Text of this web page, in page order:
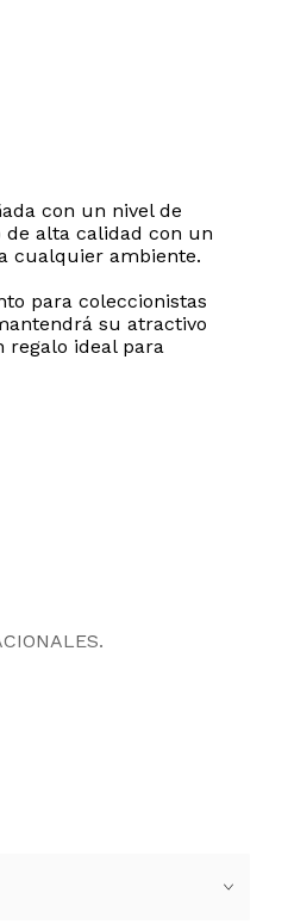
con un nivel de
de alta calidad con un
cualquier ambiente.
para coleccionistas
su atractivo
regalo ideal para